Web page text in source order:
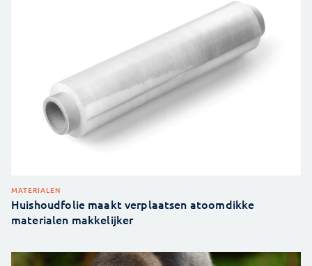
MATERIALEN
Huishoudfolie maakt verplaatsen atoomdikke
materialen makkelijker